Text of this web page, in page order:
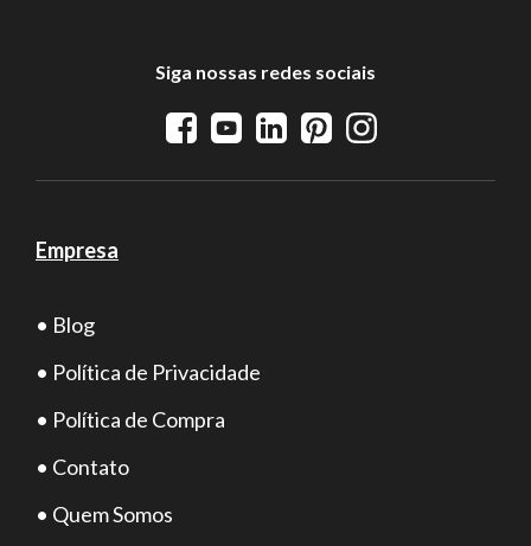
Siga nossas redes sociais
Empresa
• Blog
• Política de Privacidade
• Política de Compra
• Contato
• Quem Somos